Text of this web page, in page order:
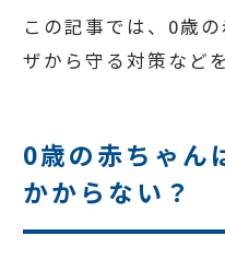
この記事では、0歳
ザから守る対策など
0歳の赤ちゃん
かからない？